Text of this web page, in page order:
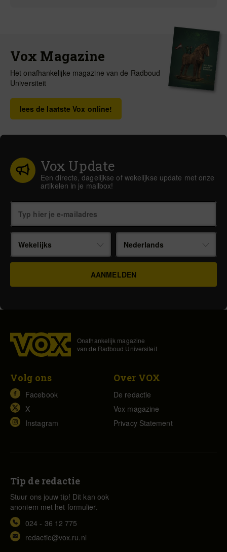
Vox Magazine
Het onafhankelijke magazine van de Radboud
Universiteit
lees de laatste Vox online!
Vox Update
Een directe, dagelijkse of wekelijkse update met onze
artikelen in je mailbox!
Wekelijks Nederlands
Onafhankelijk magazine
van de Radboud Universiteit
Volg ons
Facebook
X
Instagram
Over VOX
De redactie
Vox magazine
Privacy Statement
Tip de redactie
Stuur ons jouw tip! Dit kan ook
anoniem met het formulier.
024 - 36 12 775
redactie@vox.ru.nl